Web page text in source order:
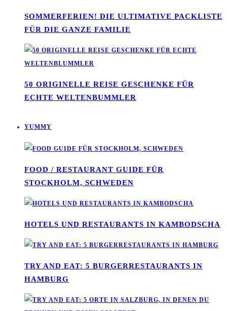
SOMMERFERIEN! DIE ULTIMATIVE PACKLISTE
FÜR DIE GANZE FAMILIE
50 ORIGINELLE REISE GESCHENKE FÜR
ECHTE WELTENBUMMLER
YUMMY
FOOD / RESTAURANT GUIDE FÜR
STOCKHOLM, SCHWEDEN
HOTELS UND RESTAURANTS IN KAMBODSCHA
TRY AND EAT: 5 BURGERRESTAURANTS IN
HAMBURG